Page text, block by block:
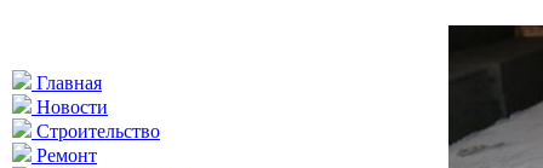
Главная
Новости
Строительство
Ремонт